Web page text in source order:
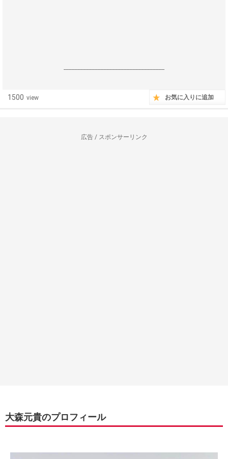
------------------------------------------------------------------
1500 view お気に入りに追加
広告 / スポンサーリンク
大森元貴のプロフィール